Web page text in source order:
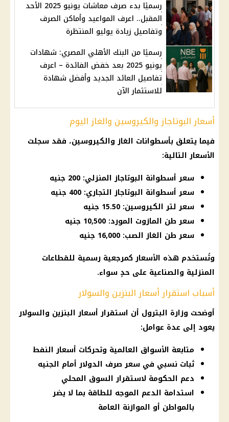
رسميًا بدء صرف معاشات يونيو 2025 الأحد
المقبل.. اعرف المواعيد وأماكن الصرف
وتفاصيل زيادة يوليو المنتظرة
رسميًا من البنك الأهلي المصري: شهادات
يونيو 2025 بعد خفض الفائدة – اعرف
تفاصيل العائد الجديد وأفضل شهادة
للاستثمار الآن
أسعار البوتاجاز والكيروسين والغاز اليوم
فيما يتعلق بأسطوانات الغاز والكيروسين، فقد سجلت
الأسعارالتالية:
سعر أسطوانة البوتاجاز المنزلي: 200 جنيه
سعر أسطوانة البوتاجاز التجاري: 400 جنيه
سعر لتر الكيروسين: 15.50 جنيه
سعر طن المازوت المورد: 10,500 جنيه
سعر طن الغاز الصب: 16,000 جنيه
وتُستخدم هذه الأسعاركمرجعية رسمية للقطاعات
المنزلية والصناعية على حدٍ سواء.
أسباب استقرار أسعار البنزين والسولار
أوضحت وزارة البترول أن استقرارأسعار البنزين والسولار
يعود إلى عدة عوامل:
متابعة الأسواق العالمية وتحركات أسعار النفط
ثبات نسبي في سعر صرف الدولار أمام الجنيه
دعم الحكومة لاستقرار السوق المحلي
استدامة الدعم الموجه للطاقة بما لا يضر
بالمواطن أو الموازنة العامة